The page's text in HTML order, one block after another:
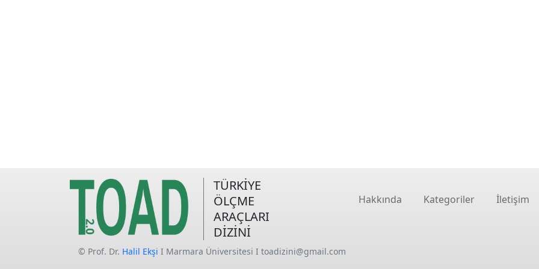
TÜRKİYE
ÖLÇME
ARAÇLARI
DİZİNİ
Hakkında Kategoriler İletişim
© Prof. Dr. Halil Ekşi I Marmara Üniversitesi I toadizini@gmail.com